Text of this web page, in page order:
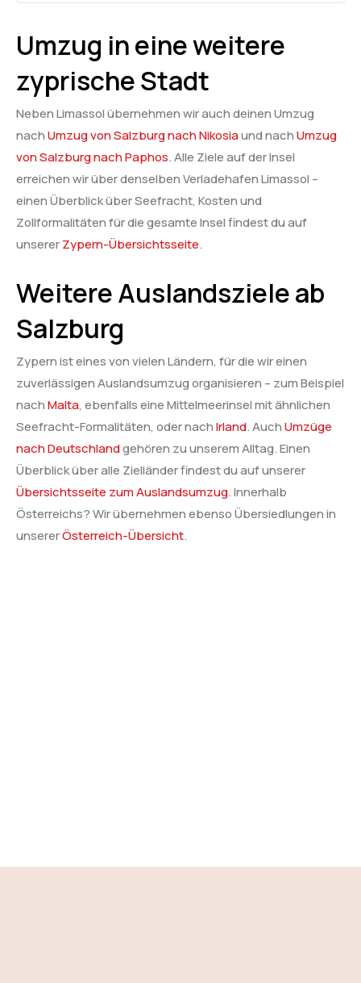
Umzug in eine weitere
zyprische Stadt
Neben Limassol übernehmen wir auch deinen Umzug
nachUmzug von Salzburg nach Nikosiaund nachUmzug
von Salzburg nach Paphos. Alle Ziele auf der Insel
erreichen wir über denselben Verladehafen Limassol –
einen Überblick über Seefracht, Kosten und
Zollformalitäten für die gesamte Insel findest du auf
unsererZypern-Übersichtsseite.
Weitere Auslandsziele ab
Salzburg
Zypern ist eines von vielen Ländern, für die wir einen
zuverlässigen Auslandsumzug organisieren – zum Beispiel
nachMalta, ebenfalls eine Mittelmeerinsel mit ähnlichen
Seefracht-Formalitäten, oder nachIrland. AuchUmzüge
nach Deutschlandgehören zu unserem Alltag. Einen
Überblick über alle Zielländer findest du auf unserer
Übersichtsseite zum Auslandsumzug. Innerhalb
Österreichs? Wir übernehmen ebenso Übersiedlungen in
unsererÖsterreich-Übersicht.